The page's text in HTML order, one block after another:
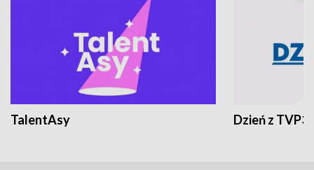
TalentAsy Dzień z TVP3